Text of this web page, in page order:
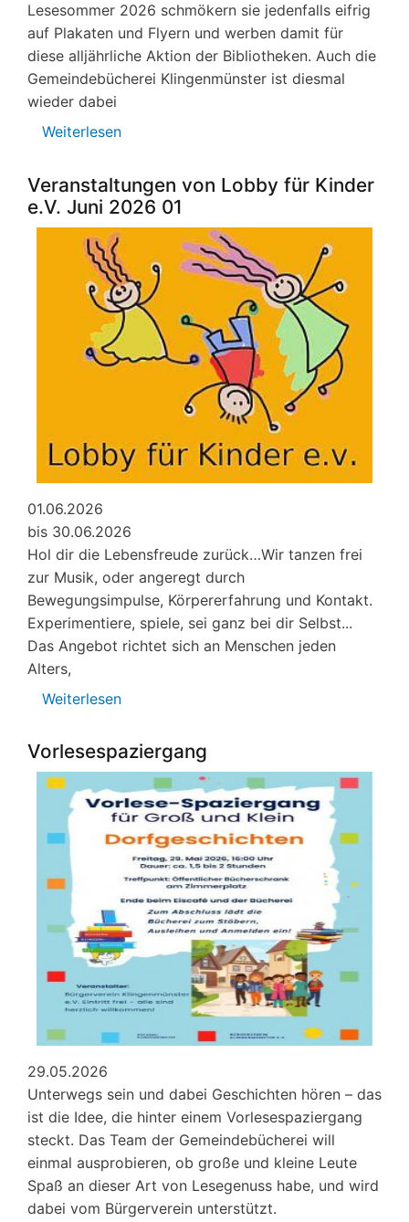
Lesesommer 2026 schmökern sie jedenfalls eifrig
auf Plakaten und Flyern und werben damit für
diese alljährliche Aktion der Bibliotheken. Auch die
Gemeindebücherei Klingenmünster ist diesmal
wieder dabei
Weiterlesen
ist
Bücherzeit
Veranstaltungen von Lobby für Kinder
e.V. Juni 2026 01
01.06.2026
bis 30.06.2026
Hol dir die Lebensfreude zurück…Wir tanzen frei
zur Musik, oder angeregt durch
Bewegungsimpulse, Körpererfahrung und Kontakt.
Experimentiere, spiele, sei ganz bei dir Selbst...
Das Angebot richtet sich an Menschen jeden
Alters,
Weiterlesen
von
Lobby
für
Kinder
e.V.
Juni
2026
01
Vorlesespaziergang
29.05.2026
Unterwegs sein und dabei Geschichten hören – das
ist die Idee, die hinter einem Vorlesespaziergang
steckt. Das Team der Gemeindebücherei will
einmal ausprobieren, ob große und kleine Leute
Spaß an dieser Art von Lesegenuss habe, und wird
dabei vom Bürgerverein unterstützt.